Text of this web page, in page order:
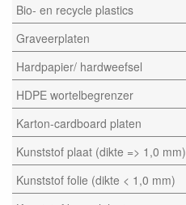
Bio- en recycle plastics
Graveerplaten
Hardpapier/ hardweefsel
HDPE wortelbegrenzer
Karton-cardboard platen
Kunststof plaat (dikte => 1,0 mm)
Kunststof folie (dikte < 1,0 mm)